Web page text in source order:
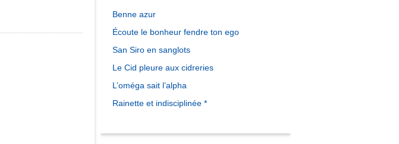
Benne azur
Écoute le bonheur fendre ton ego
San Siro en sanglots
Le Cid pleure aux cidreries
L’oméga sait l’alpha
Rainette et indisciplinée *